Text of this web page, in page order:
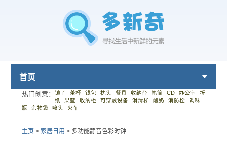
首页
热门创意： 镜子 茶杯 钱包 枕头 餐具 收纳台 笔筒 CD 办公室
折
纸
果篮 收纳柜 可穿戴设备 滑滑梯 酸奶 消防栓
调味
瓶
杂物袋 喷头 火车
主页 > 家居日用 > 多功能静音色彩时钟